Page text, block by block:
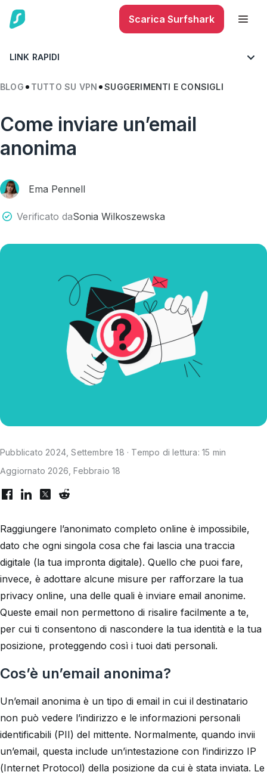
Scarica Surfshark
LINK RAPIDI
BLOG TUTTO SU VPN SUGGERIMENTI E CONSIGLI
Come inviare un’email
anonima
Ema Pennell
Verificato daSonia Wilkoszewska
Pubblicato 2024, Settembre 18 · Tempo di lettura: 15 min
Aggiornato 2026, Febbraio 18
Raggiungere l’anonimato completo online è impossibile,
dato che ogni singola cosa che fai lascia una traccia
digitale (la tua impronta digitale). Quello che puoi fare,
invece, è adottare alcune misure per rafforzare la tua
privacy online, una delle quali è inviare email anonime.
Queste email non permettono di risalire facilmente a te,
per cui ti consentono di nascondere la tua identità e la tua
posizione, proteggendo così i tuoi dati personali.
Cos’è un’email anonima?
Un’email anonima è un tipo di email in cui il destinatario
non può vedere l’indirizzo e le informazioni personali
identificabili (PII) del mittente. Normalmente, quando invii
un’email, questa include un’intestazione con l’indirizzo IP
(Internet Protocol) della posizione da cui è stata inviata. Le